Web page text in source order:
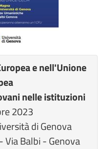
e nell'Unione
nelle istituzioni
2023
di Genova
Balbi - Genova